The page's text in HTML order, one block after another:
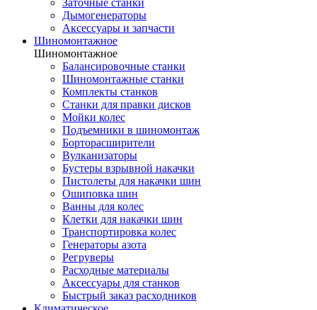
Заточные станки
Дымогенераторы
Аксессуары и запчасти
Шиномонтажное
Шиномонтажное
Балансировочные станки
Шиномонтажные станки
Комплекты станков
Станки для правки дисков
Мойки колес
Подъемники в шиномонтаж
Борторасширители
Вулканизаторы
Бустеры взрывной накачки
Пистолеты для накачки шин
Ошиповка шин
Ванны для колес
Клетки для накачки шин
Транспортировка колес
Генераторы азота
Регруверы
Расходные материалы
Аксессуары для станков
Быстрый заказ расходников